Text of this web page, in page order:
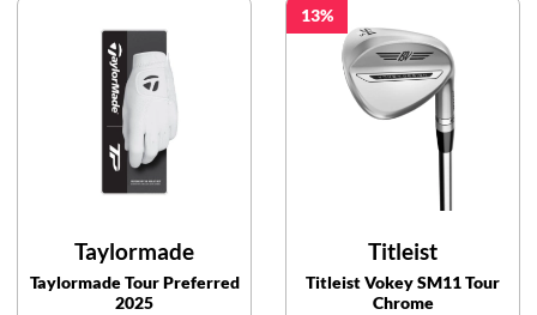
Taylormade
Taylormade Tour Preferred
2025
13
Titleist
Titleist Vokey SM11 Tour
Chrome